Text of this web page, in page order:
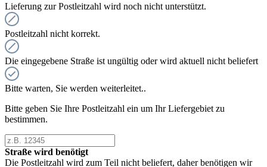
Lieferung zur Postleitzahl wird noch nicht unterstützt.
Postleitzahl nicht korrekt.
Die eingegebene Straße ist ungültig oder wird aktuell nicht beliefert
Bitte warten, Sie werden weiterleitet..
Bitte geben Sie Ihre Postleitzahl ein um Ihr Liefergebiet zu
bestimmen.
Straße wird benötigt
Die Postleitzahl wird zum Teil nicht beliefert, daher benötigen wir